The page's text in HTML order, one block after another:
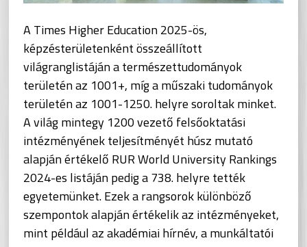
A Times Higher Education 2025-ös,
képzésterületenként összeállított
világranglistáján a természettudományok
területén az 1001+, míg a műszaki tudományok
területén az 1001-1250. helyre soroltak minket.
A világ mintegy 1200 vezető felsőoktatási
intézményének teljesítményét húsz mutató
alapján értékelő RUR World University Rankings
2024-es listáján pedig a 738. helyre tették
egyetemünket. Ezek a rangsorok különböző
szempontok alapján értékelik az intézményeket,
mint például az akadémiai hírnév, a munkáltatói